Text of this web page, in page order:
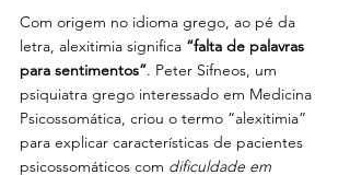
Com origem no idioma grego, ao pé da
letra, alexitimia significa “falta de palavras
para sentimentos”. Peter Sifneos, um
psiquiatra grego interessado em Medicina
Psicossomática, criou o termo “alexitimia”
para explicar características de pacientes
psicossomáticos com dificuldade em